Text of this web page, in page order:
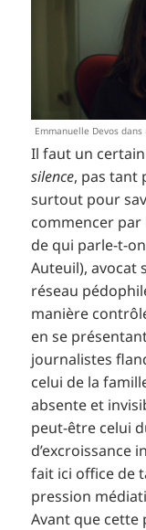
Emmanuelle Devos dans
Il faut un
silence, pas tant
surtout pour
commencer par
de qui parle-t-
Auteuil), avocat
réseau
manière
en se
journalistes
celui de la
absente et
peut-être celui
d’excroissance
fait ici office de
pression
Avant que